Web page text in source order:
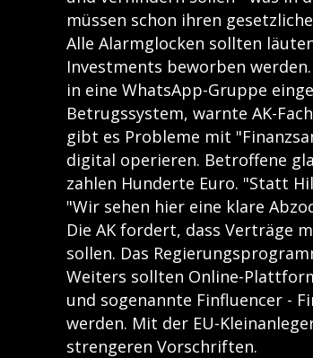
müssen schon ihren
Alle Alarmglocken sollten
Investments beworben
in eine WhatsApp-Gruppe
Betrugssystem, warnte AK-
gibt es Probleme mit
digital operieren. Betroffene
zahlen Hunderte Euro. "Statt
"Wir sehen hier eine klare
Die AK fordert, dass Verträge
sollen. Das
Weiters sollten Online-
und sogenannte Finfluencer -
werden. Mit der EU-
strengeren Vorschriften.